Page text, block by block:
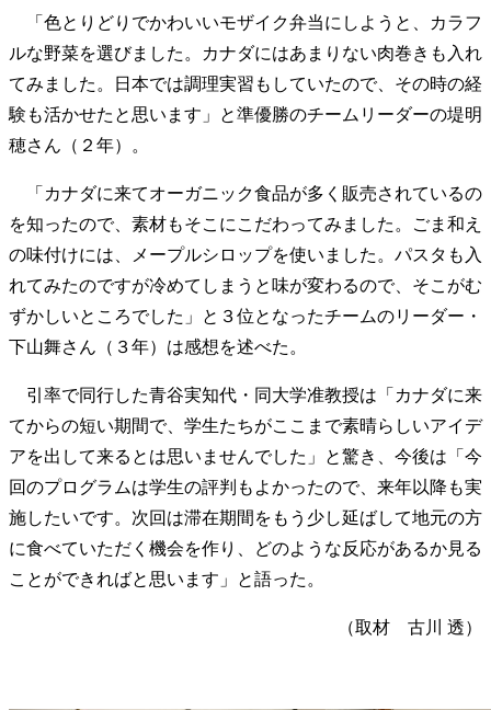
「色とりどりでかわいいモザイク弁当にしようと、カラフ
ルな野菜を選びました。カナダにはあまりない肉巻きも入れ
てみました。日本では調理実習もしていたので、その時の経
験も活かせたと思います」と準優勝のチームリーダーの堤明
穂さん（２年）。
「カナダに来てオーガニック食品が多く販売されているの
を知ったので、素材もそこにこだわってみました。ごま和え
の味付けには、メープルシロップを使いました。パスタも入
れてみたのですが冷めてしまうと味が変わるので、そこがむ
ずかしいところでした」と３位となったチームのリーダー・
下山舞さん（３年）は感想を述べた。
引率で同行した青谷実知代・同大学准教授は「カナダに来
てからの短い期間で、学生たちがここまで素晴らしいアイデ
アを出して来るとは思いませんでした」と驚き、今後は「今
回のプログラムは学生の評判もよかったので、来年以降も実
施したいです。次回は滞在期間をもう少し延ばして地元の方
に食べていただく機会を作り、どのような反応があるか見る
ことができればと思います」と語った。
（取材 古川 透）